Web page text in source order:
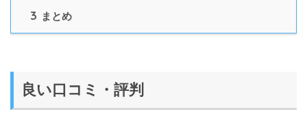
3 まとめ
良い口コミ・評判